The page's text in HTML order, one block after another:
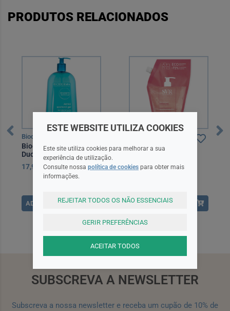
PRODUTOS RELACIONADOS
Bioderma
Bioderma Atoderm Gel
Duche Edição Especial
1000 ml
17,90EUR
ADICIONAR
SVR Topialyse Gel
Litro
10,50EUR
ADICIONAR
SUBSCREVA A NEWSLETTER
Subscreva a nossa newsletter e receba um cupão de 10% de
ESTE WEBSITE UTILIZA COOKIES
Este site utiliza cookies para melhorar a sua
experiência de utilização.
Consulte nossa política de cookies para obter mais
informações.
REJEITAR TODOS OS NÃO ESSENCIAIS
GERIR PREFERÊNCIAS
ACEITAR TODOS